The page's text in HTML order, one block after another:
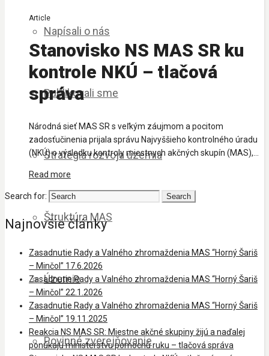
Napísali o nás
Publikovali sme
Stratégia rozvoja územia
Štruktúra MAS
Územie
Povinné zverejňovanie
Article
Stanovisko NS MAS SR ku
kontrole NKÚ – tlačová
správa
Národná sieť MAS SR s veľkým záujmom a pocitom
zadosťučinenia prijala správu Najvyššieho kontrolného úradu
(NKÚ) o výsledku kontroly miestnych akčných skupín (MAS),...
Read more
Search for:
Najnovšie články
Zasadnutie Rady a Valného zhromaždenia MAS “Horný Šariš
– Minčol” 17.6.2026
Zasadnutie Rady a Valného zhromaždenia MAS “Horný Šariš
– Minčol” 22.1.2026
Zasadnutie Rady a Valného zhromaždenia MAS “Horný Šariš
– Minčol” 19.11.2025
Reakcia NS MAS SR: Miestne akčné skupiny žijú a naďalej
ponúkajú ministerstvu pomocnú ruku – tlačová správa